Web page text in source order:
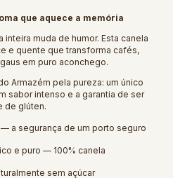
que aquece a memória
inteira muda de humor. Esta canela
e quente que transforma cafés,
em puro aconchego.
Armazém pela pureza: um único
sabor intenso e a garantia de ser
de glúten.
a segurança de um porto seguro
e puro — 100% canela
sem açúcar